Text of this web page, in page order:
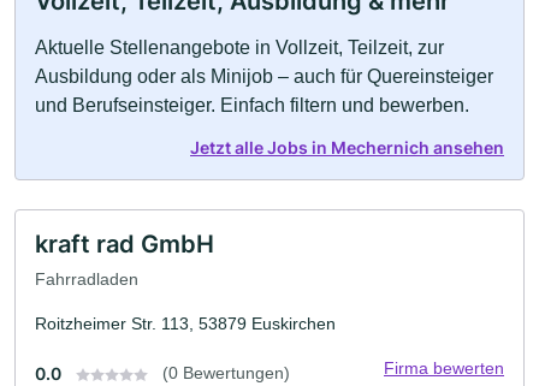
Aktuelle Stellenangebote in Vollzeit, Teilzeit, zur
Ausbildung oder als Minijob – auch für Quereinsteiger
und Berufseinsteiger. Einfach filtern und bewerben.
Jetzt alle Jobs in Mechernich ansehen
kraft rad GmbH
Fahrradladen
Roitzheimer Str. 113, 53879 Euskirchen
0.0 (0 Bewertungen) Firma bewerten